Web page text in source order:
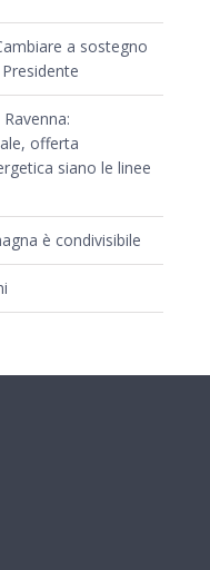
a sostegno
offerta
siano le linee
è condivisibile